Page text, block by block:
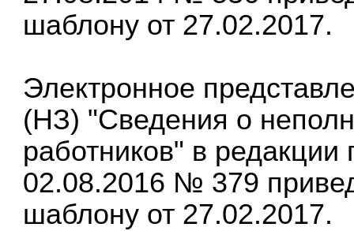
шаблону от 27.02.2017.
Электронное
(НЗ) "Сведения о
работников" в редакции
02.08.2016 № 379
шаблону от 27.02.2017.